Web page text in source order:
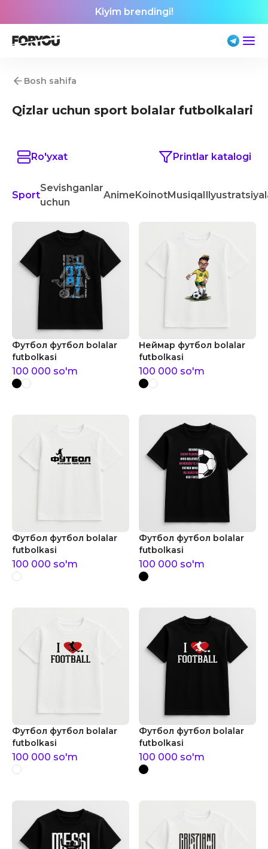
Kiyim brendingi!
Bosh sahifa
Qizlar uchun sport bolalar futbolkalari
Ro'yxat Printlar katalogi
Sport
Sevishganlar
uchun
AnimeKoinotMusiqa
Футбол футбол bolalar
futbolkasi
100 000 so'm
Неймар футбол bolalar
futbolkasi
100 000 so'm
Футбол футбол bolalar
futbolkasi
100 000 so'm
Футбол футбол bolalar
futbolkasi
100 000 so'm
Футбол футбол bolalar
futbolkasi
100 000 so'm
Футбол футбол bolalar
futbolkasi
100 000 so'm